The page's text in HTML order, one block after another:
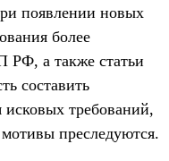
появлении новых
более
РФ, а также статьи
составить
исковых требований,
преследуются.